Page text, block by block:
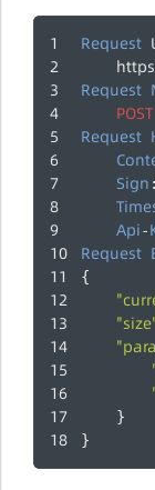
Request
https
Request
POST
Request
Sign
Api-
Request
{
    }
}